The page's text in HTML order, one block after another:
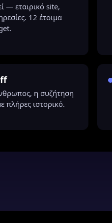
— εταιρικό site,
12 έτοιμα
η συζήτηση
πλήρες ιστορικό.